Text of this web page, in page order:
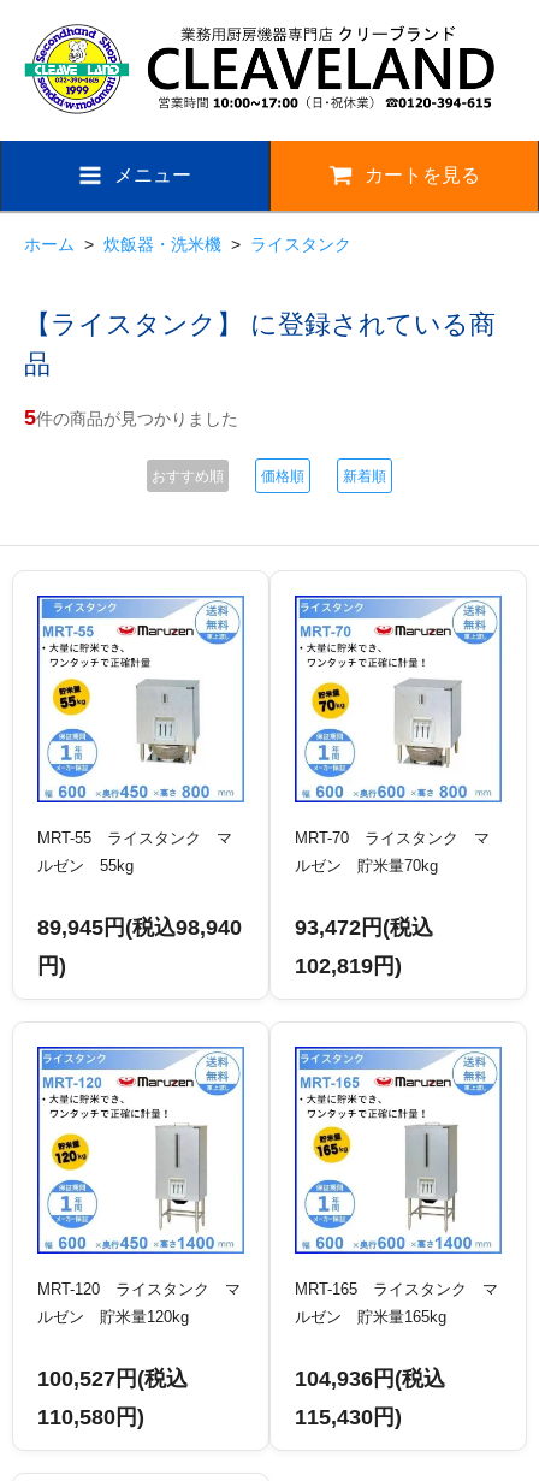
メニュー カートを見る
ホーム > 炊飯器・洗米機 > ライスタンク
【ライスタンク】 に登録されている商
品
5件の商品が見つかりました
おすすめ順 価格順 新着順
MRT-55 ライスタンク マ
ルゼン 55kg
89,945円(税込98,940
円)
MRT-70 ライスタンク マ
ルゼン 貯米量70kg
93,472円(税込
102,819円)
MRT-120 ライスタンク マ
ルゼン 貯米量120kg
100,527円(税込
110,580円)
MRT-165 ライスタンク マ
ルゼン 貯米量165kg
104,936円(税込
115,430円)